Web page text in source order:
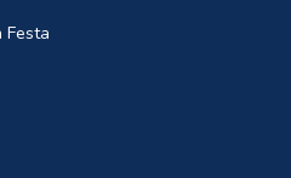
Festa